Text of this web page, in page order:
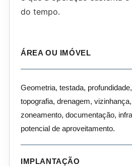
do tempo.
ÁREA OU IMÓVEL
Geometria, testada,
topografia, drenagem,
zoneamento, documentação,
potencial de aproveitamento.
IMPLANTAÇÃO